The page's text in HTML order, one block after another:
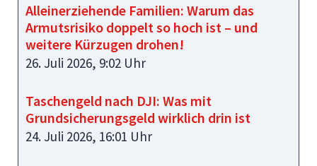
Alleinerziehende Familien: Warum das
Armutsrisiko doppelt so hoch ist – und
weitere Kürzugen drohen!
26. Juli 2026, 9:02 Uhr
Taschengeld nach DJI: Was mit
Grundsicherungsgeld wirklich drin ist
24. Juli 2026, 16:01 Uhr